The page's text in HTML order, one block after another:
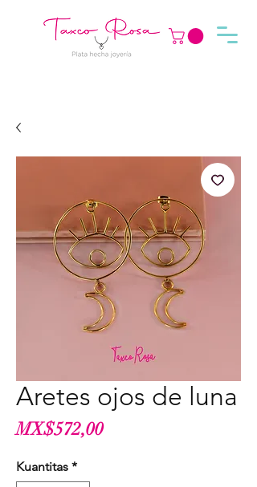
Aretes ojos de luna
MX$572,00Harga
Kuantitas *